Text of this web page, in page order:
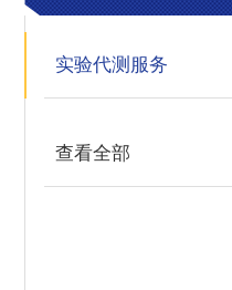
实验代测服务
查看全部